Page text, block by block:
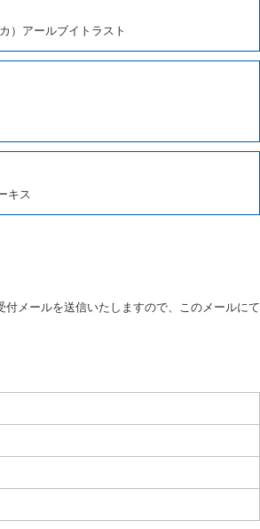
１項若しくは第２項各号のいずれかに
のとします。
貸渡証に運転者の氏名、住所、運転免
、貸渡契約の締結にあたり、借受人に
、その写しの提出を求めることがあり
」（自旅第138号 平成7年6月13日）の
る書類の提示を求め、及び提出された
求め、又はその他の支払方法を指定す
を取消すことができるものとします。
ものとします。
せず、もしくは当社が求めたにもかか
られるとき。
。
属している者であると認められると
アールブイトラスト
キス
メールを送信いたしますので、このメールにて